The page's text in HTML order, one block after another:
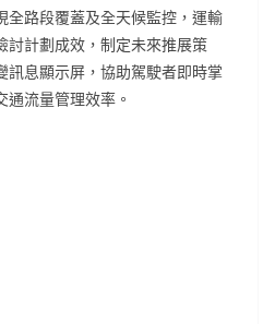
全路段覆蓋及全天候監控，運輸
討計劃成效，制定未來推展策
訊息顯示屏，協助駕駛者即時掌
流量管理效率。